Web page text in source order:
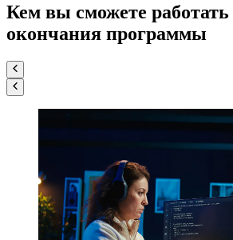
Кем вы сможете работать
окончания программы